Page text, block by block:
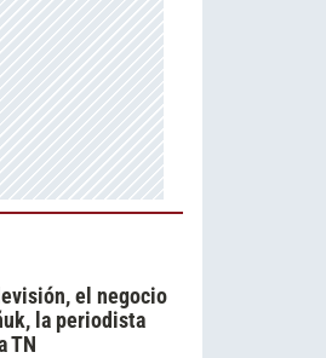
el negocio
la periodista
TN